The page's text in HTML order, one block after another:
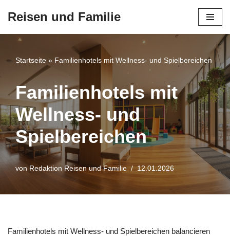
Inhalt
Reisen und Familie
Startseite » Familienhotels mit Wellness- und Spielbereichen
Familienhotels mit
Wellness- und
Spielbereichen
von Redaktion Reisen und Familie 12.01.2026
Familienhotels mit Wellness- und Spielbereichen balancieren